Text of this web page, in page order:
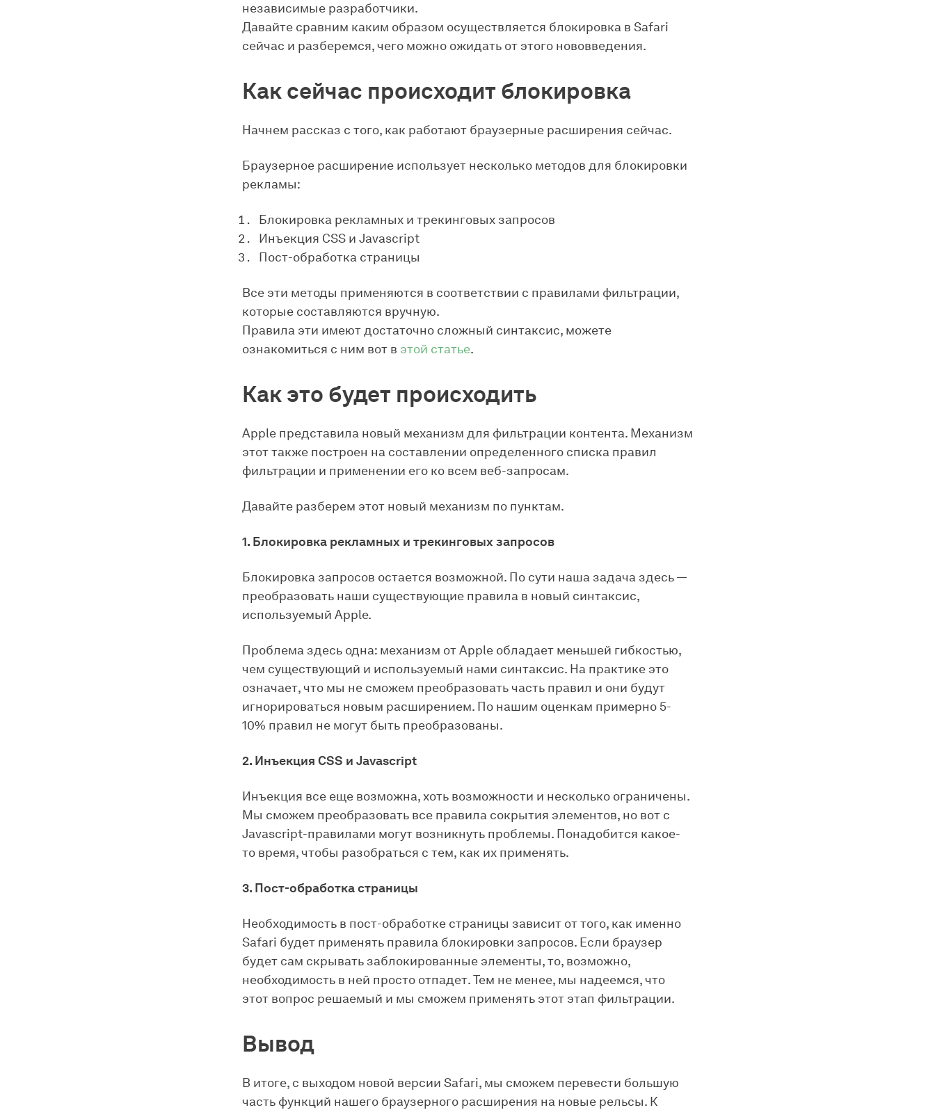
независимые разработчики.
Давайте сравним каким образом осуществляется блокировка в Safari
сейчас и разберемся, чего можно ожидать от этого нововведения.
Как сейчас происходит блокировка
Начнем рассказ с того, как работают браузерные расширения сейчас.
Браузерное расширение использует несколько методов для блокировки
рекламы:
Блокировка рекламных и трекинговых запросов
Инъекция CSS и Javascript
Пост-обработка страницы
Все эти методы применяются в соответствии с правилами фильтрации,
которые составляются вручную.
Правила эти имеют достаточно сложный синтаксис, можете
ознакомиться с ним вот в этой статье.
Как это будет происходить
Apple представила новый механизм для фильтрации контента. Механизм
этот также построен на составлении определенного списка правил
фильтрации и применении его ко всем веб-запросам.
Давайте разберем этот новый механизм по пунктам.
1. Блокировка рекламных и трекинговых запросов
Блокировка запросов остается возможной. По сути наша задача здесь —
преобразовать наши существующие правила в новый синтаксис,
используемый Apple.
Проблема здесь одна: механизм от Apple обладает меньшей гибкостью,
чем существующий и используемый нами синтаксис. На практике это
означает, что мы не сможем преобразовать часть правил и они будут
игнорироваться новым расширением. По нашим оценкам примерно 5-
10% правил не могут быть преобразованы.
2. Инъекция CSS и Javascript
Инъекция все еще возможна, хоть возможности и несколько ограничены.
Мы сможем преобразовать все правила сокрытия элементов, но вот с
Javascript-правилами могут возникнуть проблемы. Понадобится какое-
то время, чтобы разобраться с тем, как их применять.
3. Пост-обработка страницы
Необходимость в пост-обработке страницы зависит от того, как именно
Safari будет применять правила блокировки запросов. Если браузер
будет сам скрывать заблокированные элементы, то, возможно,
необходимость в ней просто отпадет. Тем не менее, мы надеемся, что
этот вопрос решаемый и мы сможем применять этот этап фильтрации.
Вывод
В итоге, с выходом новой версии Safari, мы сможем перевести большую
часть функций нашего браузерного расширения на новые рельсы. К